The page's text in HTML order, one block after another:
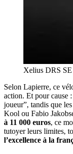
Xelius DRS
Selon Lapierre, ce
action. Et pour cause
joueur”, tandis que
Kool ou Fabio
à 11 000 euros, ce
tutoyer leurs limites,
l’excellence à la